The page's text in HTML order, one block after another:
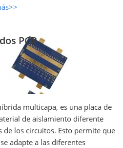
PCB
multicapa, es una placa de
de aislamiento diferente
de los circuitos. Esto permite que
adapte a las diferentes